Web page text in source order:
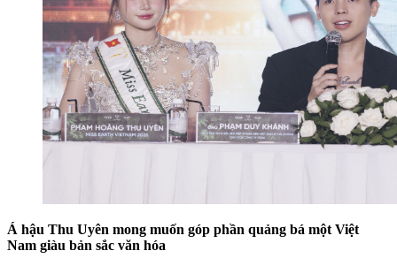
Á hậu Thu Uyên mong muốn góp phần quảng bá một Việt
Nam giàu bản sắc văn hóa